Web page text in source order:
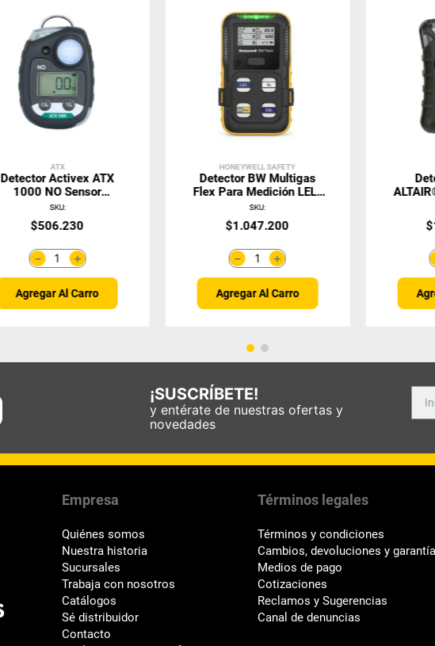
ATX
Detector Activex ATX
1000 NO Sensor
Reemplazable
SKU:
$506.230
＋
－
Agregar Al Carro
HONEYWELL SAFETY
Detector BW Multigas
Flex Para Medición LEL-
O2-CO-H2S
SKU:
$1.047.200
＋
－
Agregar Al Carro
$
¡SUSCRÍBETE!
y entérate de nuestras ofertas y
novedades
Empresa
Quiénes somos
Nuestra historia
Sucursales
Trabaja con nosotros
Catálogos
Sé distribuidor
Contacto
Términos legales
Términos y condiciones
Cambios, devoluciones y garantía
Medios de pago
Cotizaciones
Reclamos y Sugerencias
Canal de denuncias